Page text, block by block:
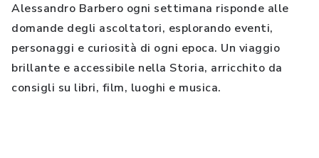
Alessandro Barbero ogni settimana risponde alle
domande degli ascoltatori, esplorando eventi,
personaggi e curiosità di ogni epoca. Un viaggio
brillante e accessibile nella Storia, arricchito da
consigli su libri, film, luoghi e musica.